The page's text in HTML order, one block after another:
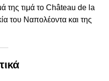
της τιμά το Château de la
του Ναπολέοντα και της